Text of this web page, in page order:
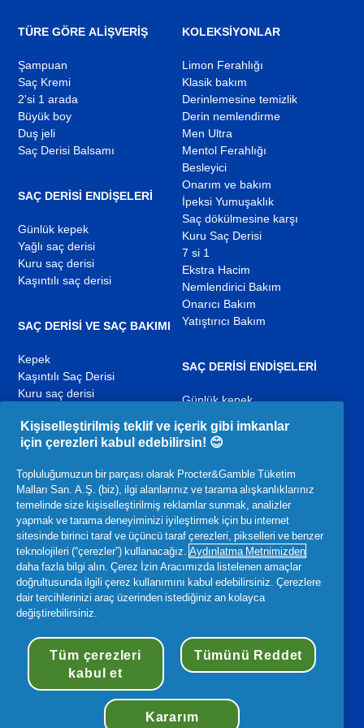
TÜRE GÖRE ALIŞVERİŞ
Şampuan
Saç Kremi
2'si 1 arada
Büyük boy
Duş jeli
Saç Derisi Balsamı
SAÇ DERISI ENDIŞELERI
Günlük kepek
Yağlı saç derisi
Kuru saç derisi
Kaşıntılı saç derisi
SAÇ DERISI VE SAÇ BAKIMI
Kepek
Kaşıntılı Saç Derisi
Kuru saç derisi
Saç Derisi Koşulları
Saç rutini
KOLEKSIYONLAR
Limon Ferahlığı
Klasik bakım
Derinlemesine temizlik
Derin nemlendirme
Men Ultra
Mentol Ferahlığı
Besleyici
Onarım ve bakım
İpeksi Yumuşaklık
Saç dökülmesine karşı
Kuru Saç Derisi
7 si 1
Ekstra Hacim
Nemlendirici Bakım
Onarıcı Bakım
Yatıştırıcı Bakım
SAÇ DERISI ENDIŞELERI
Günlük kepek
Kuru saç derisi
Kaşıntılı saç derisi
İlgili P&G Ürünleri:
,
bir
sekmede
açılır
bir
sekmede
açılır
YouTube
,
yeni
bir
sekmede
açılır
Facebook
,
yeni
bir
sekmede
açılır
Instagram
,
yeni
bir
sekmede
açılır
Erişilebilirlik Bildirimi
Hüküm ve Koşullar
Benim Verilerim
Gizlilik
Site Haritası
Procter & Gamble
Kişiselleştirilmiş teklif ve içerik gibi imkanlar
için çerezleri kabul edebilirsin! 😊
Topluluğumuzun bir parçası olarak Procter&Gamble Tüketim
Malları San. A.Ş. (biz), ilgi alanlarınız ve tarama alışkanlıklarınız
temelinde size kişiselleştirilmiş reklamlar sunmak, analizler
yapmak ve tarama deneyiminizi iyileştirmek için bu internet
sitesinde birinci taraf ve üçüncü taraf çerezleri, pikselleri ve benzer
teknolojileri (“çerezler”) kullanacağız. Aydınlatma Metnimizden
daha fazla bilgi alın. Çerez İzin Aracımızda listelenen amaçlar
doğrultusunda ilgili çerez kullanımını kabul edebilirsiniz. Çerezlere
dair tercihlerinizi araç üzerinden istediğiniz an kolayca
değiştirebilirsiniz.
Tüm çerezleri
kabul et
Tümünü Reddet
Kararım